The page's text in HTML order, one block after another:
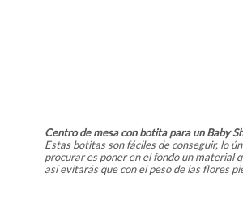
Centro de mesa con botita para un Baby
Estas botitas son fáciles de conseguir, lo
procurar es poner en el fondo un material
así evitarás que con el peso de las flores